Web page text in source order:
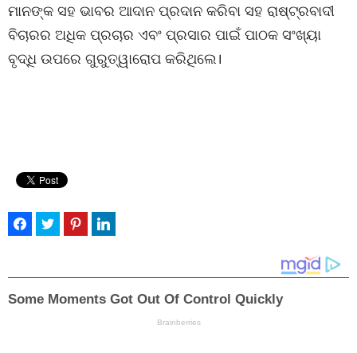
ମାନଙ୍କ ସହ ଭାବର ଆଦାନ ପ୍ରଦାନ କରିବା ସହ ରାଷ୍ଟ୍ରବାଦୀ
ବିଚାରର ଅଧିକ ପ୍ରଚାର ଏବଂ ପ୍ରସାର ପାଇଁ ପାଠକ ସଂଖ୍ୟା
ବୃଦ୍ଧି ଉପରେ ଗୁରୁତ୍ୱାରୋପ କରିଥିଲେ।